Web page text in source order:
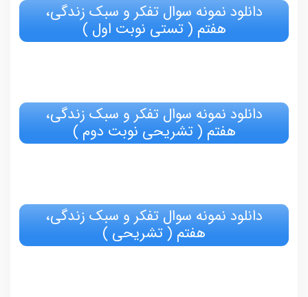
دانلود نمونه سوال تفکر و سبک زندگی،
هفتم ( تستی نوبت اول )
دانلود نمونه سوال تفکر و سبک زندگی،
هفتم ( تشریحی نوبت دوم )
دانلود نمونه سوال تفکر و سبک زندگی،
هفتم ( تشریحی )